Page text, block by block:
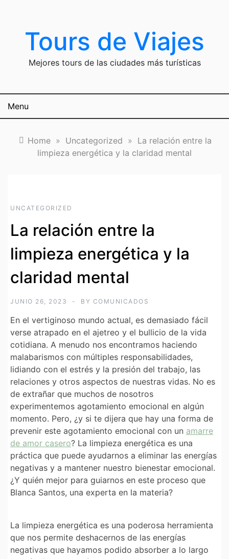
contentTours de Viajes
Mejores tours de las ciudades más turísticas
Menu
Home » Uncategorized » La relación entre la
limpieza energética y la claridad mental
UNCATEGORIZED
La relación entre la
limpieza energética y la
claridad mental
JUNIO 26, 2023 BY COMUNICADOS
En el vertiginoso mundo actual, es demasiado fácil
verse atrapado en el ajetreo y el bullicio de la vida
cotidiana. A menudo nos encontramos haciendo
malabarismos con múltiples responsabilidades,
lidiando con el estrés y la presión del trabajo, las
relaciones y otros aspectos de nuestras vidas. No es
de extrañar que muchos de nosotros
experimentemos agotamiento emocional en algún
momento. Pero, ¿y si te dijera que hay una forma de
prevenir este agotamiento emocional con un amarre
de amor casero? La limpieza energética es una
práctica que puede ayudarnos a eliminar las energías
negativas y a mantener nuestro bienestar emocional.
¿Y quién mejor para guiarnos en este proceso que
Blanca Santos, una experta en la materia?
La limpieza energética es una poderosa herramienta
que nos permite deshacernos de las energías
negativas que hayamos podido absorber a lo largo